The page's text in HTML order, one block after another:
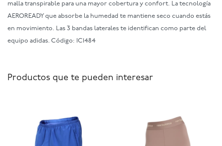
malla transpirable para una mayor cobertura y confort. La tecnología
AEROREADY que absorbe la humedad te mantiene seco cuando estás
en movimiento. Las 3 bandas laterales te identifican como parte del
equipo adidas. Código: IC1484
Productos que te pueden interesar